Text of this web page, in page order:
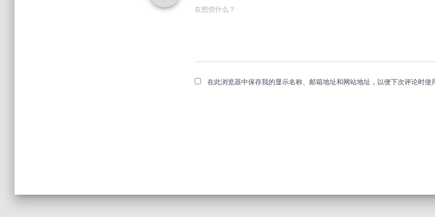
在想些什么？
在此浏览器中保存我的显示名称、邮箱地址和网站地址，以便下次评论时使